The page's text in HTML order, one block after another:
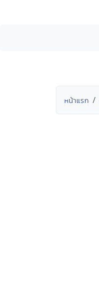
หน้าแรก